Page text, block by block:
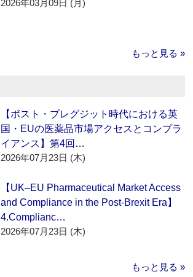
2026年03月09日 (月)
もっと見る »
【ポスト・ブレグジット時代における英
国・EUの医薬品市場アクセスとコンプラ
イアンス】第4回…
2026年07月23日 (木)
【UK–EU Pharmaceutical Market Access
and Compliance in the Post-Brexit Era】
4.Complianc…
2026年07月23日 (木)
もっと見る »